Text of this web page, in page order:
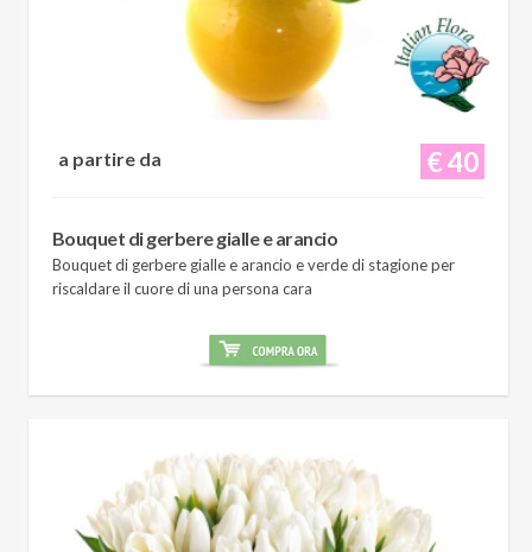
€ 40
a partire da
Bouquet di gerbere gialle e arancio
Bouquet di gerbere gialle e arancio e verde di stagione per
riscaldare il cuore di una persona cara